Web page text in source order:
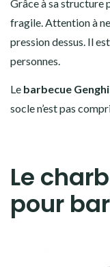
Grâce à sa structure
fragile. Attention à
pression dessus. Il
personnes.
Le barbecue
socle n’est pas
Le
pour